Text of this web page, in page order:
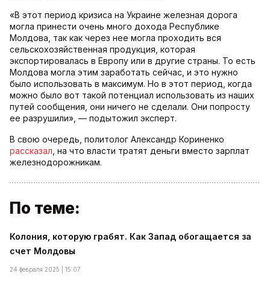
«В этот период кризиса на Украине железная дорога
могла принести очень много дохода Республике
Молдова, так как через нее могла проходить вся
сельскохозяйственная продукция, которая
экспортировалась в Европу или в другие страны. То есть
Молдова могла этим заработать сейчас, и это нужно
было использовать в максимум. Но в этот период, когда
можно было вот такой потенциал использовать из наших
путей сообщения, они ничего не сделали. Они попросту
ее разрушили», — подытожил эксперт.
В свою очередь, политолог Александр Кориненко
рассказал , на что власти тратят деньги вместо зарплат
железнодорожникам.
По теме:
Колония, которую грабят. Как Запад обогащается за
счет Молдовы
24 февраля 2025 | 15:07